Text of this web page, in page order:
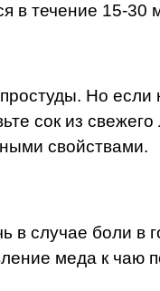
в течение 15-30
Но если
сок из
свойствами.
случае боли в
меда к чаю